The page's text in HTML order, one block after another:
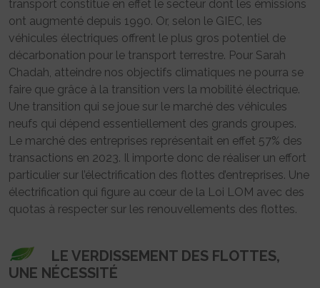
transport constitue en effet le secteur dont les émissions
ont augmenté depuis 1990. Or, selon le GIEC, les
véhicules électriques offrent le plus gros potentiel de
décarbonation pour le transport terrestre. Pour Sarah
Chadah, atteindre nos objectifs climatiques ne pourra se
faire que grâce à la transition vers la mobilité électrique.
Une transition qui se joue sur le marché des véhicules
neufs qui dépend essentiellement des grands groupes.
Le marché des entreprises représentait en effet 57% des
transactions en 2023. Il importe donc de réaliser un effort
particulier sur l’électrification des flottes d’entreprises. Une
électrification qui figure au cœur de la Loi LOM avec des
quotas à respecter sur les renouvellements des flottes.
LE VERDISSEMENT DES FLOTTES,
UNE NÉCESSITÉ